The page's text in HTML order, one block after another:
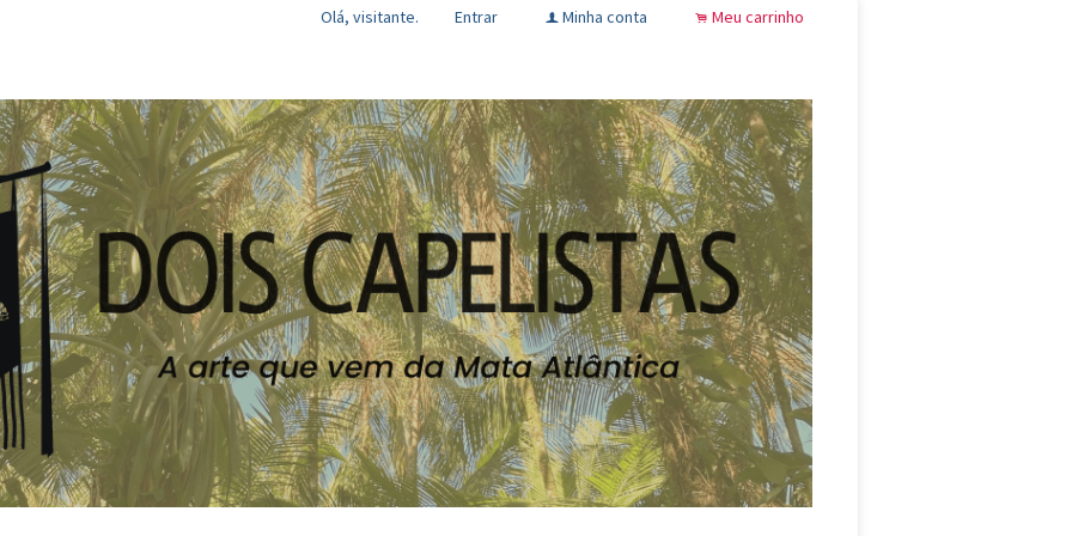
Olá, visitante. Entrar f Minha conta . Meu carrinho